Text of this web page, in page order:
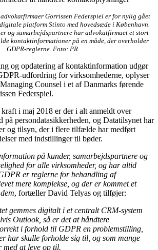
Gorrissen Federspiel er for nylig gået
platform Stinto med hovedsæde i København.
og samarbejdspartnere har advokatfirmaet et stort
kontaktinformationer på en måde, der overholder
GDPR-reglerne. Foto: PR.
og opdatering af kontaktinformation udgør
udfordring for virksomhederne, oplyser
Counsel i et af Danmarks førende
Federspiel.
i maj 2018 er der i alt anmeldt over
på persondatasikkerheden, og Datatilsynet har
og tilsyn, der i flere tilfælde har medført
med indstillinger til bøder.
på kunder, samarbejdspartnere og
for alle virksomheder, og har altid
er reglerne for behandling af
mere komplekse, og der er kommet et
, fortæller David Telyas og tilføjer:
gemmes digitalt i et centralt CRM-system
Outlook, så er det at håndtere
i forhold til GDPR en problemstilling,
har skulle forholde sig til, og som mange
med at leve op til.